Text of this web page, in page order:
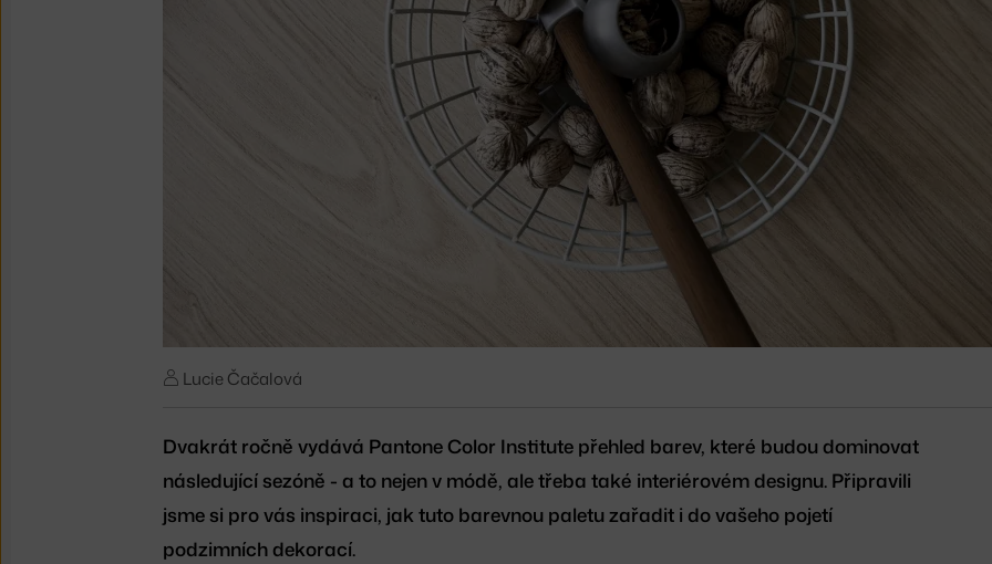
Lucie Čačalová
Dvakrát ročně vydává Pantone Color Institute přehled barev, které budou dominovat
následující sezóně - a to nejen v módě, ale třeba také interiérovém designu. Připravili
jsme si pro vás inspiraci, jak tuto barevnou paletu zařadit i do vašeho pojetí
podzimních dekorací.